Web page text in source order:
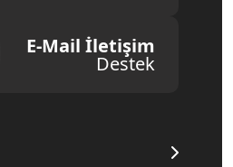
E-Mail İletişim
Destek